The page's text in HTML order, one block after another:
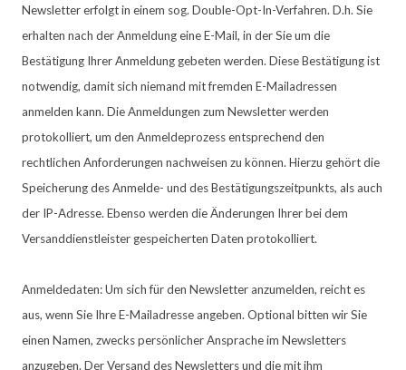
Newsletter erfolgt in einem sog. Double-Opt-In-Verfahren. D.h. Sie
erhalten nach der Anmeldung eine E-Mail, in der Sie um die
Bestätigung Ihrer Anmeldung gebeten werden. Diese Bestätigung ist
notwendig, damit sich niemand mit fremden E-Mailadressen
anmelden kann. Die Anmeldungen zum Newsletter werden
protokolliert, um den Anmeldeprozess entsprechend den
rechtlichen Anforderungen nachweisen zu können. Hierzu gehört die
Speicherung des Anmelde- und des Bestätigungszeitpunkts, als auch
der IP-Adresse. Ebenso werden die Änderungen Ihrer bei dem
Versanddienstleister gespeicherten Daten protokolliert.
Anmeldedaten: Um sich für den Newsletter anzumelden, reicht es
aus, wenn Sie Ihre E-Mailadresse angeben. Optional bitten wir Sie
einen Namen, zwecks persönlicher Ansprache im Newsletters
anzugeben. Der Versand des Newsletters und die mit ihm